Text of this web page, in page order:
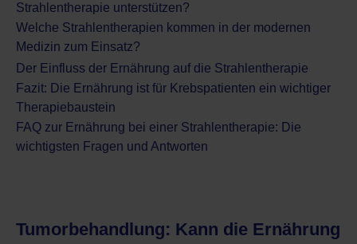
Strahlentherapie unterstützen?
Welche Strahlentherapien kommen in der modernen
Medizin zum Einsatz?
Der Einfluss der Ernährung auf die Strahlentherapie
Fazit: Die Ernährung ist für Krebspatienten ein wichtiger
Therapiebaustein
FAQ zur Ernährung bei einer Strahlentherapie: Die
wichtigsten Fragen und Antworten
Tumorbehandlung: Kann die Ernährung